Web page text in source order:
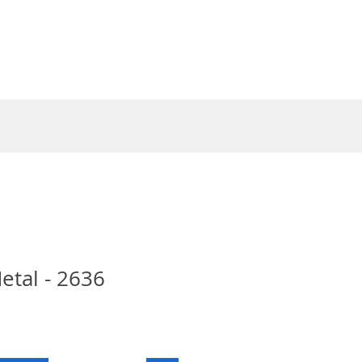
- 2636